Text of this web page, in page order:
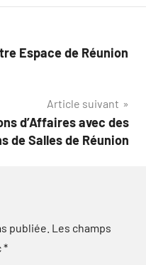
Espace de Réunion
Article suivant
d’Affaires avec des
de Salles de Réunion
publiée. Les champs
*